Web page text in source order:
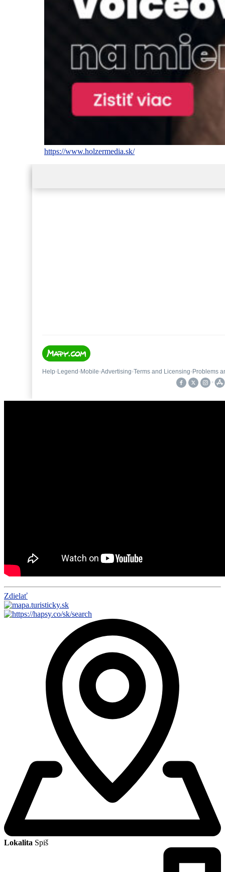
https://www.holzermedia.sk/
Zdielať
Lokalita Spiš